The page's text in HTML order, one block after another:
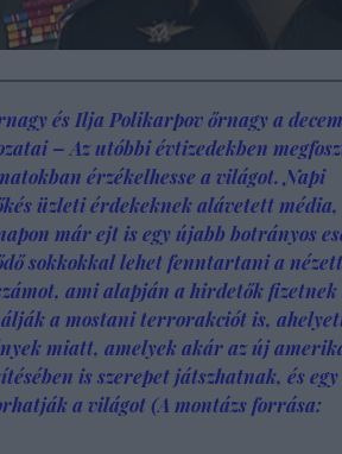
és Ilja Polikarpov őrnagy a
– Az utóbbi évtizedekben
érzékelhesse a világot. Napi
üzleti érdekeknek alávetett média,
már ejt is egy újabb botrányos
sokkokkal lehet fenntartani a
ami alapján a hirdetők fizetnek
a mostani terrorakciót is,
miatt, amelyek akár az új
is szerepet játszhatnak, és egy
a világot (A montázs forrása: